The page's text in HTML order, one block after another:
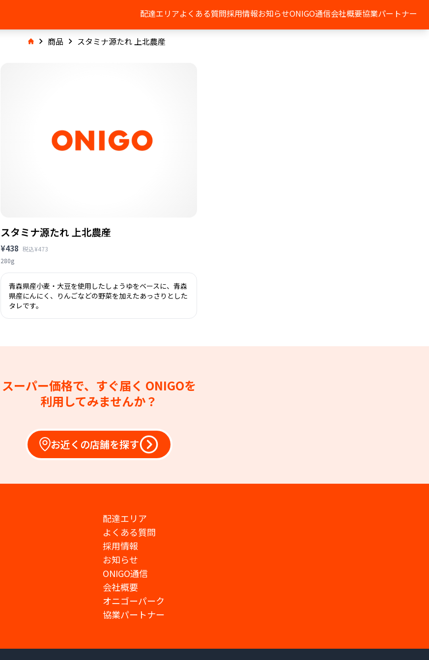
配達エリアよくある質問採用情報お知らせONIGO通信会社概要協業パートナー
商品 スタミナ源たれ 上北農産
スタミナ源たれ 上北農産
¥438 税込¥473
280g
青森県産小麦・大豆を使用したしょうゆをベースに、青森
県産にんにく、りんごなどの野菜を加えたあっさりとした
タレです。
スーパー価格で、すぐ届く ONIGOを
利用してみませんか？
お近くの店舗を探す
配達エリア
よくある質問
採用情報
お知らせ
ONIGO通信
会社概要
オニゴーパーク
協業パートナー